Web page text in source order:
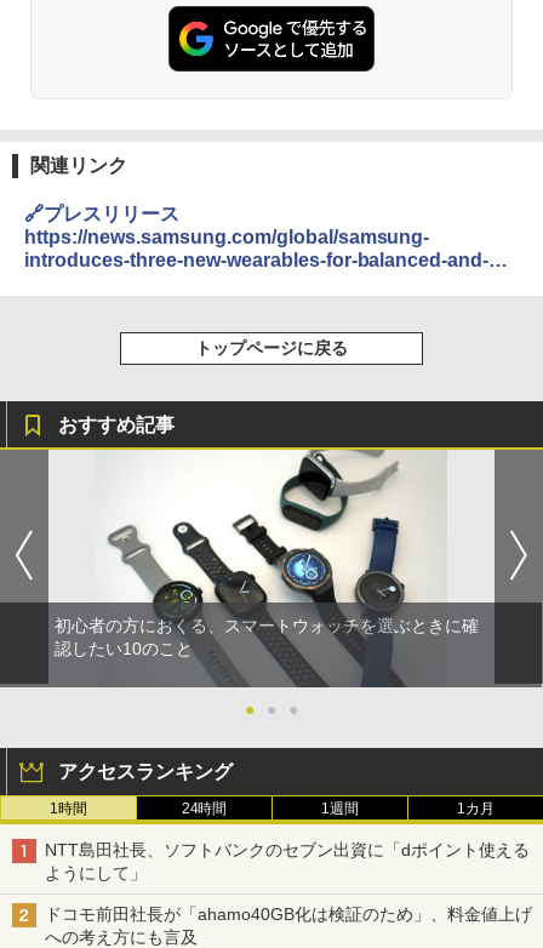
関連リンク
🔗プレスリリース
https://news.samsung.com/global/samsung-
introduces-three-new-wearables-for-balanced-and-
トップページに戻る
おすすめ記事
初心者の方におくる、スマートウォッチを選ぶときに確
認したい10のこと
● ● ●
アクセスランキング
1時間 24時間 1週間 1カ月
NTT島田社長、ソフトバンクのセブン出資に「dポイント使える
ようにして」
ドコモ前田社長が「ahamo40GB化は検証のため」、料金値上げ
への考え方にも言及